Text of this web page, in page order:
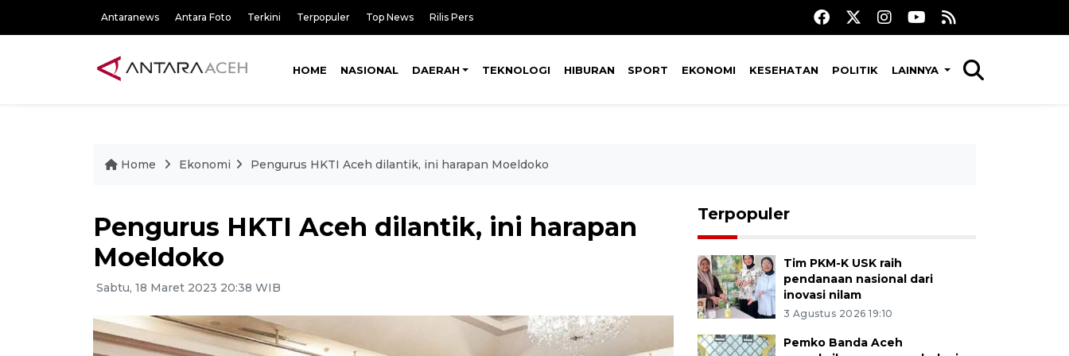
Antaranews Antara Foto Terkini Terpopuler Top News Rilis Pers
HOME NASIONAL DAERAH TEKNOLOGI HIBURAN SPORT EKONOMI KESEHATAN POLITIK LAINNYA
Home Ekonomi Pengurus HKTI Aceh dilantik, ini harapan Moeldoko
Pengurus HKTI Aceh dilantik, ini harapan
Moeldoko
Sabtu, 18 Maret 2023 20:38 WIB
Terpopuler
Tim PKM-K USK raih
pendanaan nasional dari
inovasi nilam
3 Agustus 2026 19:10
Pemko Banda Aceh